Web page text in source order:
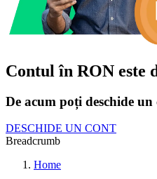
Contul în RON este
De acum poți deschide
DESCHIDE UN CONT
Breadcrumb
Home